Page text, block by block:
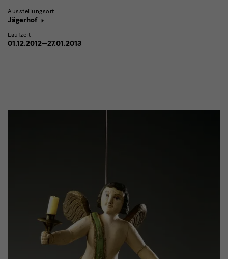
Ausstellungsort
Jägerhof
Laufzeit
01.12.2012—27.01.2013